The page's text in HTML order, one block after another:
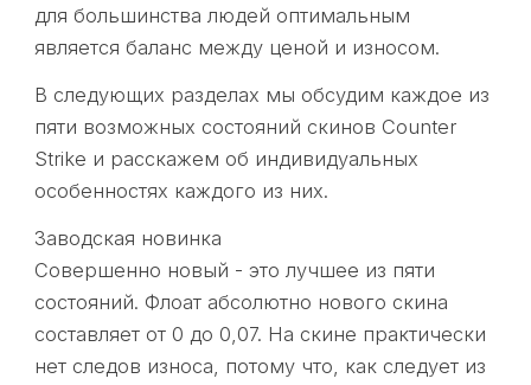
для большинства людей оптимальным
является баланс между ценой и износом.
В следующих разделах мы обсудим каждое из
пяти возможных состояний скинов Counter
Strike и расскажем об индивидуальных
особенностях каждого из них.
Заводская новинка
Совершенно новый - это лучшее из пяти
состояний. Флоат абсолютно нового скина
составляет от 0 до 0,07. На скине практически
нет следов износа, потому что, как следует из